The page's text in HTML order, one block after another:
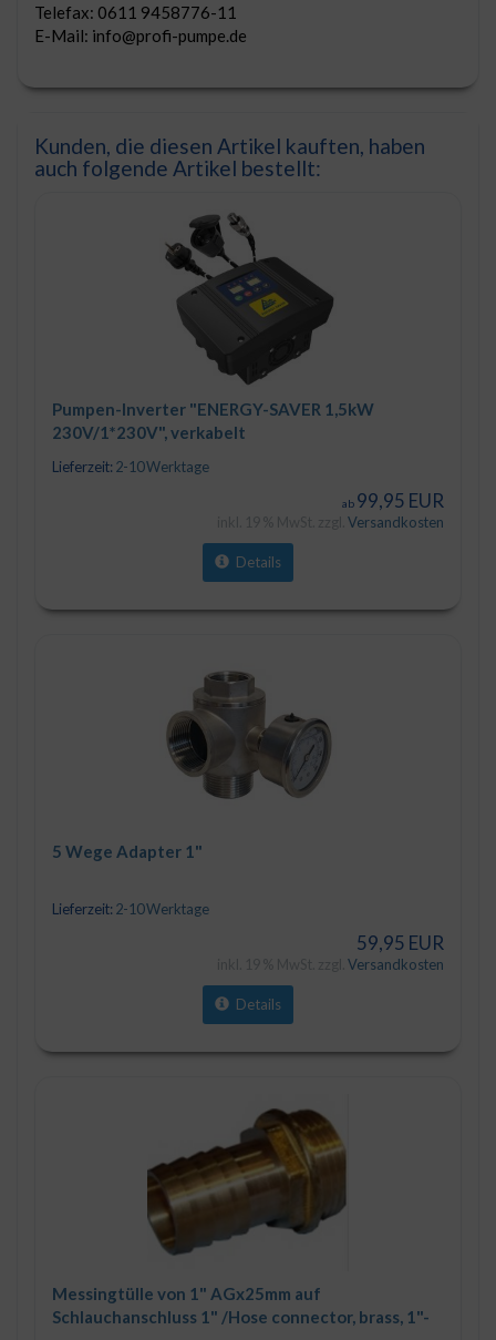
Telefax: 0611 9458776-11
E-Mail: info@profi-pumpe.de
Kunden, die diesen Artikel kauften, haben
auch folgende Artikel bestellt:
Pumpen-Inverter "ENERGY-SAVER 1,5kW
230V/1*230V", verkabelt
Lieferzeit: 2-10 Werktage
ab 99,95 EUR
Versandkosten
Details
5 Wege Adapter 1"
Lieferzeit: 2-10 Werktage
59,95 EUR
Versandkosten
Details
Messingtülle von 1" AGx25mm auf
Schlauchanschluss 1" /Hose connector, brass, 1"-